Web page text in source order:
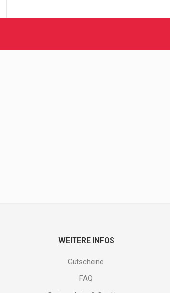
WEITERE INFOS
Gutscheine
FAQ